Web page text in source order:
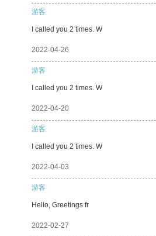
游客
I called you 2 times. W
2022-04-26
游客
I called you 2 times. W
2022-04-20
游客
I called you 2 times. W
2022-04-03
游客
Hello, Greetings fr
2022-02-27